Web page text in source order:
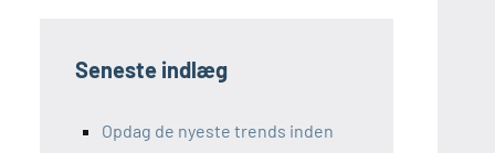
Seneste indlæg
Opdag de nyeste trends inden